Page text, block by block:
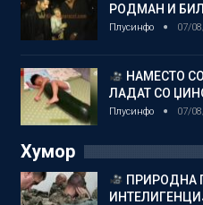
РОДМАН И
Плусинфо 07/
НАМЕСТО
ЛАДАТ СО
Плусинфо 07/
Хумор
ПРИРОДНА